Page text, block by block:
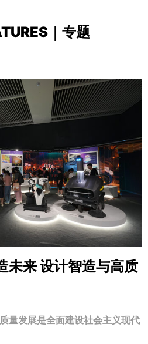
｜专题
未来设计智造与高质
量发展是全面建设社会主义现代